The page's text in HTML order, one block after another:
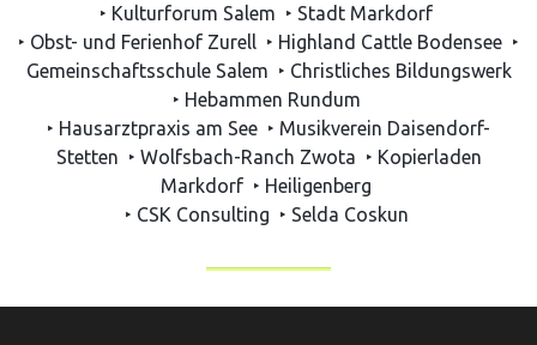
‣ Kulturforum Salem ‣ Stadt Markdorf
‣ Obst- und Ferienhof Zurell ‣ Highland Cattle Bodensee ‣
Gemeinschaftsschule Salem ‣ Christliches Bildungswerk
‣ Hebammen Rundum
‣ Hausarztpraxis am See ‣ Musikverein Daisendorf-
Stetten ‣ Wolfsbach-Ranch Zwota ‣ Kopierladen
Markdorf ‣ Heiligenberg
‣ CSK Consulting ‣ Selda Coskun